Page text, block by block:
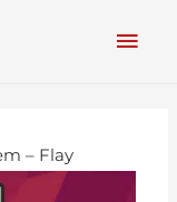
– Flay